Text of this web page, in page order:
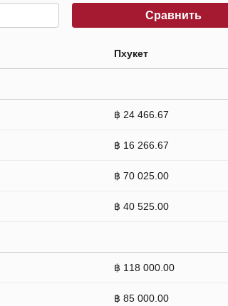
Сравнить
Пхукет
฿ 24 466.67
฿ 16 266.67
฿ 70 025.00
฿ 40 525.00
฿ 118 000.00
฿ 85 000.00